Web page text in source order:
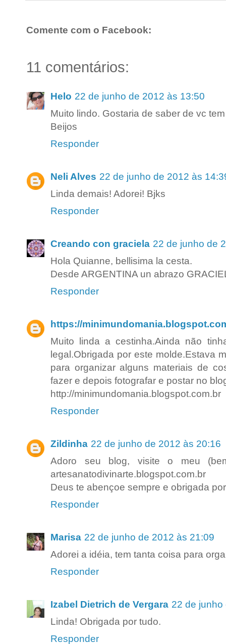
Comente com o Facebook:
11 comentários:
Helo 22 de junho de 2012 às 13:50
Muito lindo. Gostaria de saber de vc
Beijos
Responder
Neli Alves 22 de junho de 2012 às
Linda demais! Adorei! Bjks
Responder
Creando con graciela 22 de junho de
Hola Quianne, bellisima la cesta.
Desde ARGENTINA un abrazo
Responder
https://
Muito linda a cestinha.Ainda não
legal.Obrigada por este molde.Estava
para organizar alguns materiais de
fazer e depois fotografar e postar no
http://minimundomania.blogspot.com.br
Responder
Zildinha 22 de junho de 2012 às 20:16
Adoro seu blog, visite o meu
artesanatodivinarte.blogspot.com.br
Deus te abençoe sempre e obrigada
Responder
Marisa 22 de junho de 2012 às 21:09
Adorei a idéia, tem tanta coisa para
Responder
Izabel Dietrich de Vergara 22 de
Linda! Obrigada por tudo.
Responder